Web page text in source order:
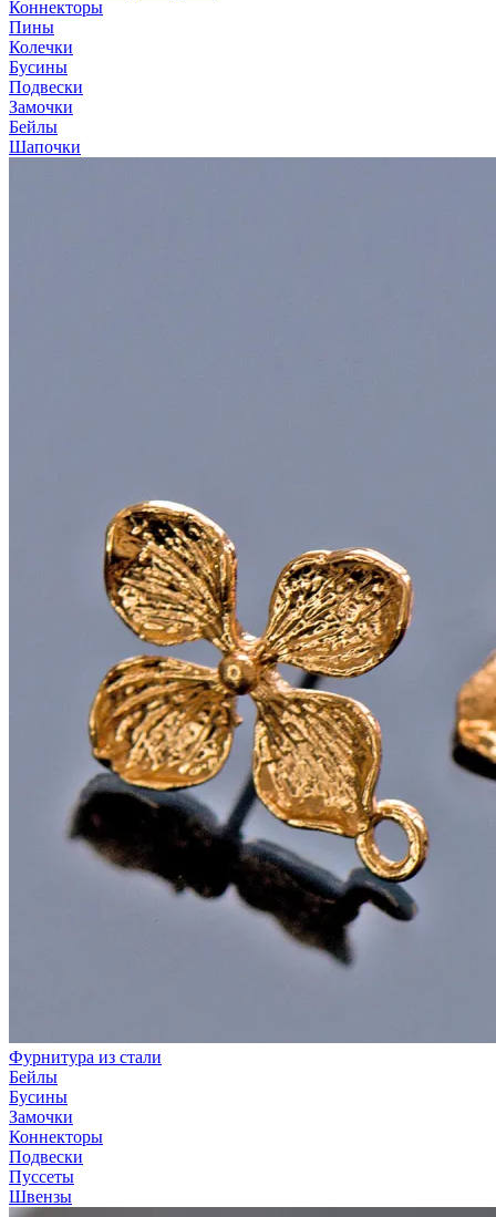
Коннекторы
Пины
Колечки
Бусины
Подвески
Замочки
Бейлы
Шапочки
Фурнитура из стали
Бейлы
Бусины
Замочки
Коннекторы
Подвески
Пуссеты
Швензы